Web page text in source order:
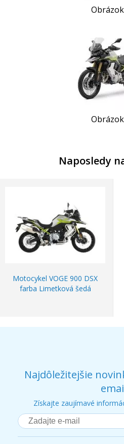
Naposledy
Motocykel VOGE 900 DSX
farba Limetková šedá
Najdôležitejšie
Získajte zaujímavé